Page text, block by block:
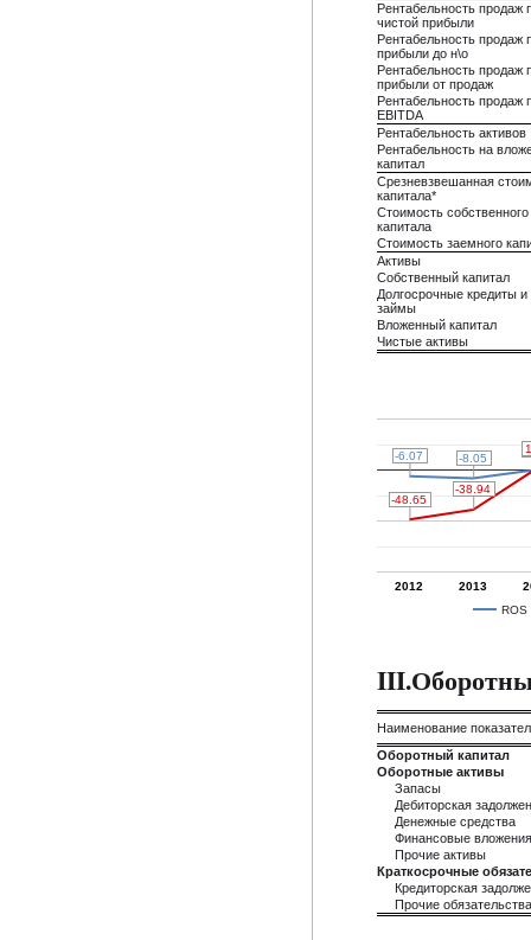
Рентабельность продаж
чистой прибыли
Рентабельность продаж
прибыли до н\о
Рентабельность продаж
прибыли от продаж
Рентабельность продаж
EBITDA
Рентабельность активов
Рентабельность на
капитал
Срезневзвешанная
капитала*
Стоимость собственного
капитала
Стоимость заемного
Активы
Собственный капитал
Долгосрочные кредиты и
займы
Вложенный капитал
Чистые активы
ROS
2012 2013
-6.07
-6.07 -8.05
-8.05
-48.65
-48.65
-38.94
-38.94
Наименование
Оборотный капитал
Оборотные активы
Запасы
Дебиторская
Денежные средства
Финансовые вложения
Прочие активы
Краткосрочные
Кредиторская
Прочие обязательства